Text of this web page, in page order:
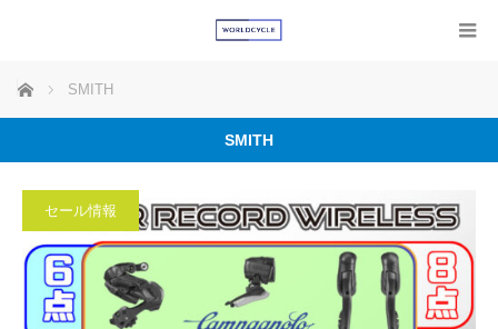
ホーム SMITH
SMITH
セール情報